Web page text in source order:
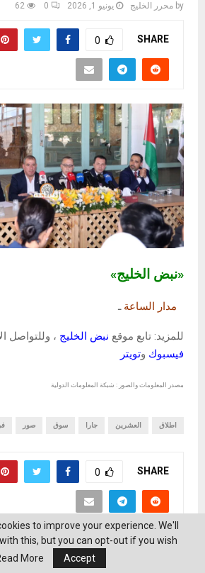
by محرر الخليج يونيو 1, 2026 0
62
SHARE
0
«نبض الخليج»
مدار الساعةـ
للمزيد: تابع موقع نبض الخليج ، وللتواصل
فيسبوك وتويتر
مصدر المعلومات والصور : شبكة المعلومات الدولية
اطلاق العشرين جارا سوق صور
SHARE
0
منشورات ذات صلة
to improve your experience. We'll
this, but you can opt-out if you wish.
Accept
More